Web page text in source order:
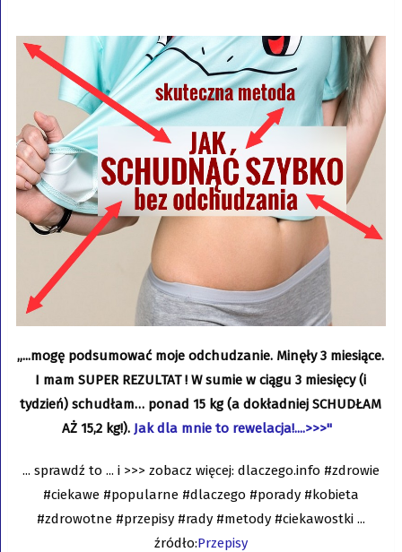
„...mogę podsumować moje odchudzanie. Minęły 3 miesiące.
I mam SUPER REZULTAT ! W sumie w ciągu 3 miesięcy (i
tydzień) schudłam… ponad 15 kg (a dokładniej SCHUDŁAM
AŻ 15,2 kg!). Jak dla mnie to rewelacja!....>>>"
... sprawdź to ... i >>> zobacz więcej: dlaczego.info #zdrowie
#ciekawe #popularne #dlaczego #porady #kobieta
#zdrowotne #przepisy #rady #metody #ciekawostki ...
źródło:Przepisy